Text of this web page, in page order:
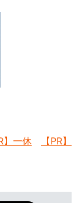
】一休
【PR】